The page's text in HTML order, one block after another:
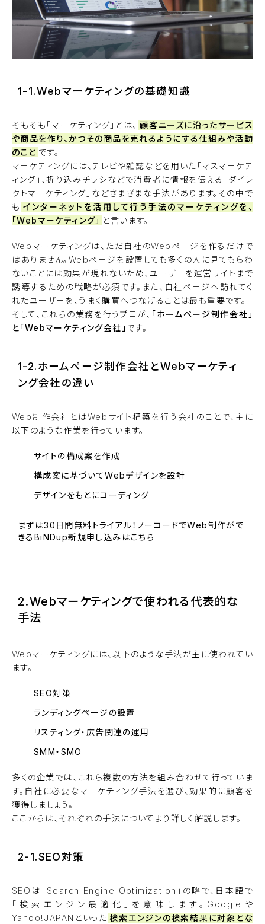
1-1.Webマーケティングの基礎知識
そもそも「マーケティング」とは、 顧客ニーズに沿ったサービス
や商品を作り、かつその商品を売れるようにする仕組みや活動
のこと です。
マーケティングには、テレビや雑誌などを用いた「マスマーケテ
ィング」、折り込みチラシなどで消費者に情報を伝える「ダイレ
クトマーケティング」などさまざまな手法があります。その中で
も インターネットを活用して行う手法のマーケティングを、
「Webマーケティング」 と言います。
Webマーケティングは、ただ自社のWebページを作るだけで
はありません。Webページを設置しても多くの人に見てもらわ
ないことには効果が現れないため、ユーザーを運営サイトまで
誘導するための戦略が必須です。また、自社ページへ訪れてく
れたユーザーを、うまく購買へつなげることは最も重要です。
そして、これらの業務を行うプロが、 「ホームページ制作会社」
と「Webマーケティング会社」 です。
1-2.ホームページ制作会社とWebマーケティ
ング会社の違い
Web制作会社とはWebサイト構築を行う会社のことで、主に
以下のような作業を行っています。
サイトの構成案を作成
構成案に基づいてWebデザインを設計
デザインをもとにコーディング
まずは30日間無料トライアル！ノーコードでWeb制作がで
きるBiNDup新規申し込みはこちら
2.Webマーケティングで使われる代表的な
手法
Webマーケティングには、以下のような手法が主に使われてい
ます。
SEO対策
ランディングページの設置
リスティング・広告関連の運用
SMM・SMO
多くの企業では、これら複数の方法を組み合わせて行っていま
す。自社に必要なマーケティング手法を選び、効果的に顧客を
獲得しましょう。
ここからは、それぞれの手法についてより詳しく解説します。
2-1.SEO対策
SEOは「Search Engine Optimization」の略で、日本語で
「検索エンジン最適化」を意味します。Googleや
Yahoo!JAPANといった 検索エンジンの検索結果に対象とな